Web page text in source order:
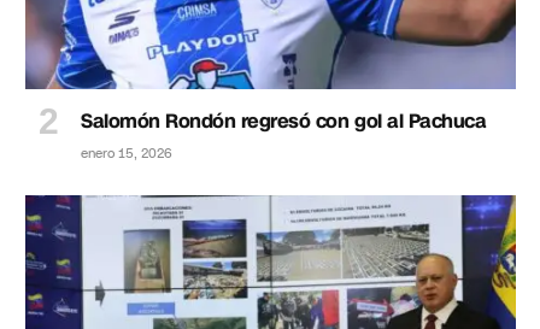
Salomón Rondón regresó con gol al Pachuca
enero 15, 2026